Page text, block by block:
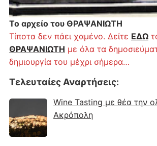
Το αρχείο του ΘΡΑΨΑΝΙΩΤΗ
Τίποτα δεν πάει χαμένο. Δείτε ΕΔΩ
ΘΡΑΨΑΝΙΩΤΗ με όλα τα
δημιουργία του μέχρι σήμερα…
Τελευταίες Αναρτήσεις:
Wine Tasting με θέα την
Ακρόπολη